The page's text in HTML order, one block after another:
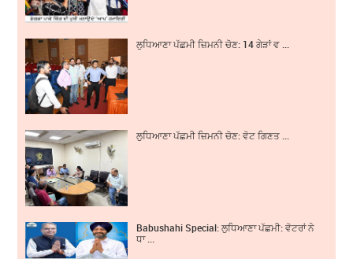
ਲੁਧਿਆਣਾ ਪੱਛਮੀ ਜ਼ਿਮਨੀ ਚੋਣ: 14 ਗੇੜਾਂ ਵ ...
ਲੁਧਿਆਣਾ ਪੱਛਮੀ ਜ਼ਿਮਨੀ ਚੋਣ: ਵੋਟ ਗਿਣਤ ...
Babushahi Special: ਲੁਧਿਆਣਾ ਪੱਛਮੀ: ਵੋਟਰਾਂ ਨੇ
ਧਾ ...